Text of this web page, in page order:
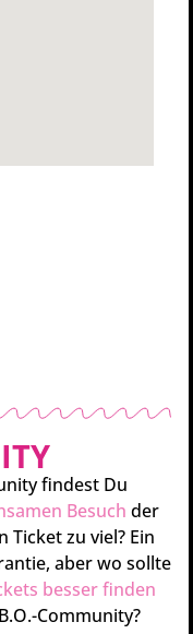
findest Du
Besuch der
zu viel? Ein
aber wo sollte
besser finden
Community?